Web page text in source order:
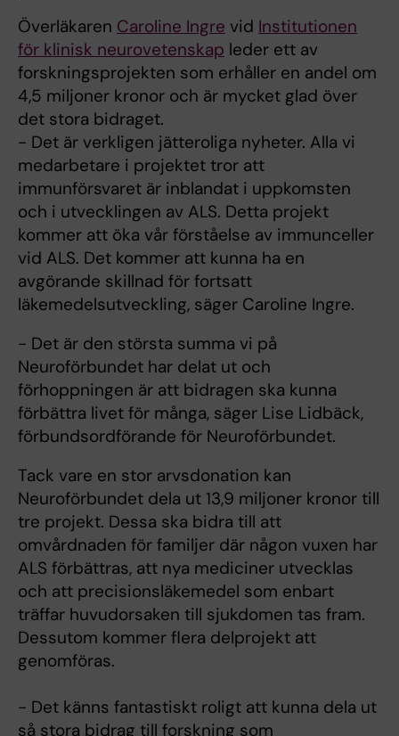
Överläkaren Caroline Ingre vid Institutionen
för klinisk neurovetenskap leder ett av
forskningsprojekten som erhåller en andel om
4,5 miljoner kronor och är mycket glad över
det stora bidraget.
- Det är verkligen jätteroliga nyheter. Alla vi
medarbetare i projektet tror att
immunförsvaret är inblandat i uppkomsten
och i utvecklingen av ALS. Detta projekt
kommer att öka vår förståelse av immunceller
vid ALS. Det kommer att kunna ha en
avgörande skillnad för fortsatt
läkemedelsutveckling, säger Caroline Ingre.
- Det är den största summa vi på
Neuroförbundet har delat ut och
förhoppningen är att bidragen ska kunna
förbättra livet för många, säger Lise Lidbäck,
förbundsordförande för Neuroförbundet.
Tack vare en stor arvsdonation kan
Neuroförbundet dela ut 13,9 miljoner kronor till
tre projekt. Dessa ska bidra till att
omvårdnaden för familjer där någon vuxen har
ALS förbättras, att nya mediciner utvecklas
och att precisionsläkemedel som enbart
träffar huvudorsaken till sjukdomen tas fram.
Dessutom kommer flera delprojekt att
genomföras.
- Det känns fantastiskt roligt att kunna dela ut
så stora bidrag till forskning som